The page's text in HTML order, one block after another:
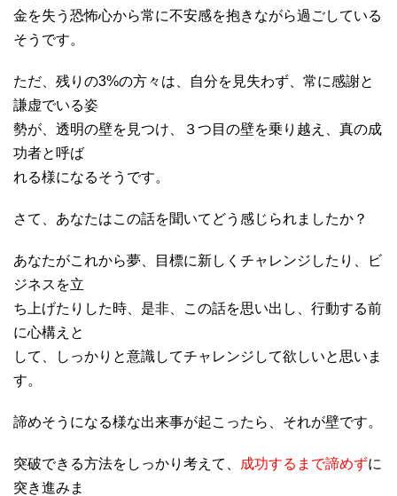
金を失う恐怖心から常に不安感を抱きながら過ごしている
そうです。
ただ、残りの3%の方々は、自分を見失わず、常に感謝と
謙虚でいる姿
勢が、透明の壁を見つけ、３つ目の壁を乗り越え、真の成
功者と呼ば
れる様になるそうです。
さて、あなたはこの話を聞いてどう感じられましたか？
あなたがこれから夢、目標に新しくチャレンジしたり、ビ
ジネスを立
ち上げたりした時、是非、この話を思い出し、行動する前
に心構えと
して、しっかりと意識してチャレンジして欲しいと思いま
す。
諦めそうになる様な出来事が起こったら、それが壁です。
突破できる方法をしっかり考えて、 成功するまで諦めずに
突き進みま